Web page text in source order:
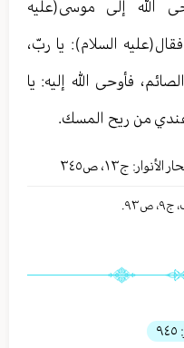
الله إلى موسى(عليه
السلام): يا ربّ،
فأوحى الله إليه: يا
من ريح المسك.
الأنوار: ج١٣، ص٣٤٥
٩٤٥